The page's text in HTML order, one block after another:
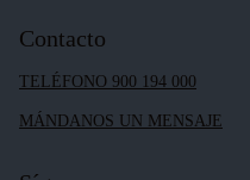
Contacto
TELÉFONO 900 194 000
MÁNDANOS UN MENSAJE